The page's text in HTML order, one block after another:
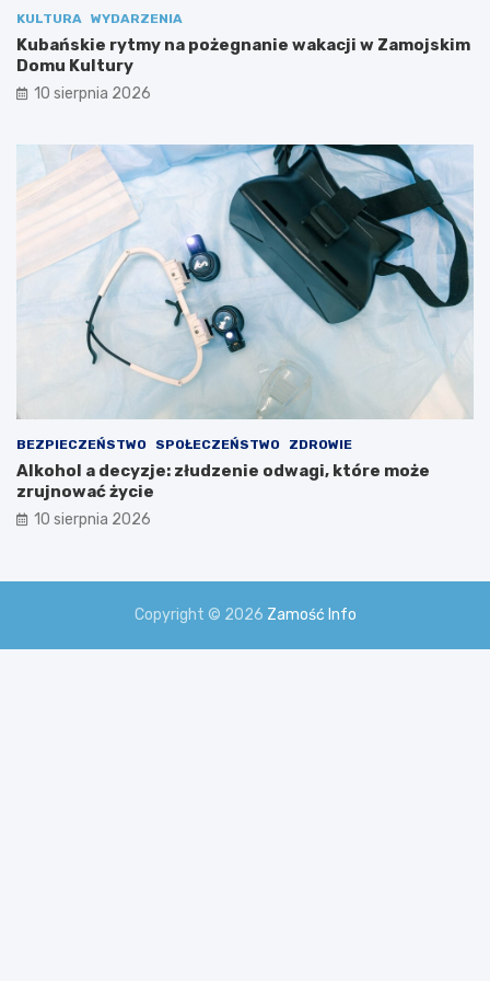
KULTURA WYDARZENIA
Kubańskie rytmy na pożegnanie wakacji w Zamojskim
Domu Kultury
10 sierpnia 2026
BEZPIECZEŃSTWO SPOŁECZEŃSTWO ZDROWIE
Alkohol a decyzje: złudzenie odwagi, które może
zrujnować życie
10 sierpnia 2026
Copyright © 2026 Zamość Info